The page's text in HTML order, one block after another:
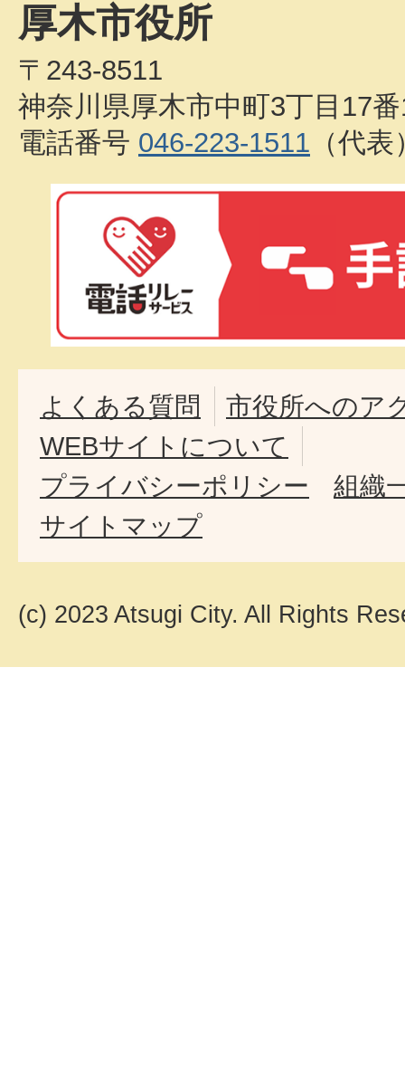
厚木市役所
〒243-8511
神奈川県厚木市中町3丁目17
電話番号 046-223-1511 （代表
よくある質問
市役所へのア
WEBサイトについて
プライバシーポリシー
組織
サイトマップ
(c) 2023 Atsugi City. All Rights